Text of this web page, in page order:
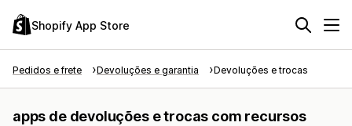
Shopify App Store
Pedidos e frete Devoluções e garantia Devoluções e trocas
apps de devoluções e trocas com recursos